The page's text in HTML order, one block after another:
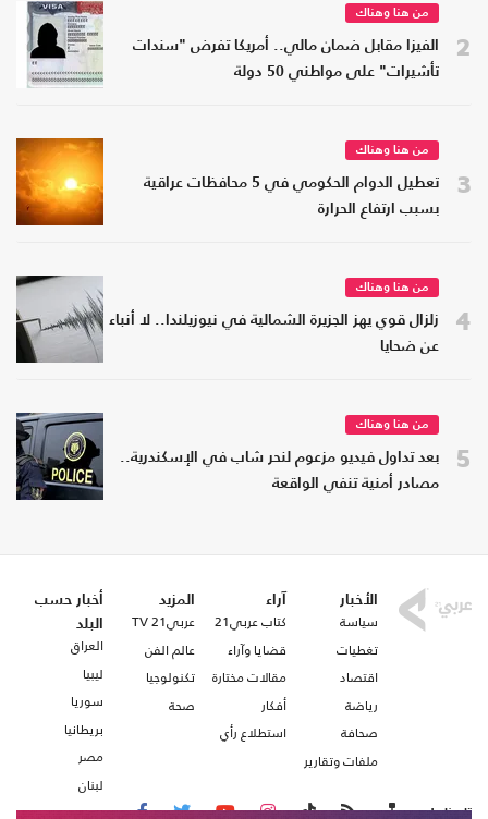
2
من هنا وهناك
الفيزا مقابل ضمان مالي.. أمريكا تفرض "سندات
تأشيرات" على مواطني 50 دولة
3
من هنا وهناك
تعطيل الدوام الحكومي في 5 محافظات عراقية
بسبب ارتفاع الحرارة
4
من هنا وهناك
زلزال قوي يهز الجزيرة الشمالية في نيوزيلندا.. لا أنباء
عن ضحايا
5
من هنا وهناك
بعد تداول فيديو مزعوم لنحر شاب في الإسكندرية..
مصادر أمنية تنفي الواقعة
الأخبار
سياسة
تغطيات
اقتصاد
رياضة
صحافة
ملفات وتقارير
آراء
كتاب عربي21
قضايا وآراء
مقالات مختارة
أفكار
استطلاع رأي
المزيد
عربي21 TV
عالم الفن
تكنولوجيا
صحة
أخبار حسب
البلد
العراق
ليبيا
سوريا
بريطانيا
مصر
لبنان
تابعنا على